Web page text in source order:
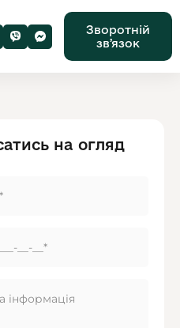
Зворотній
звʼязок
на огляд